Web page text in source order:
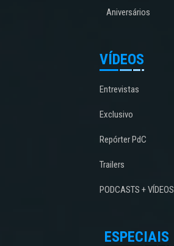
Aniversários
VÍDEOS
Entrevistas
Exclusivo
Repórter PdC
Trailers
PODCASTS + VÍDEOS
ESPECIAIS